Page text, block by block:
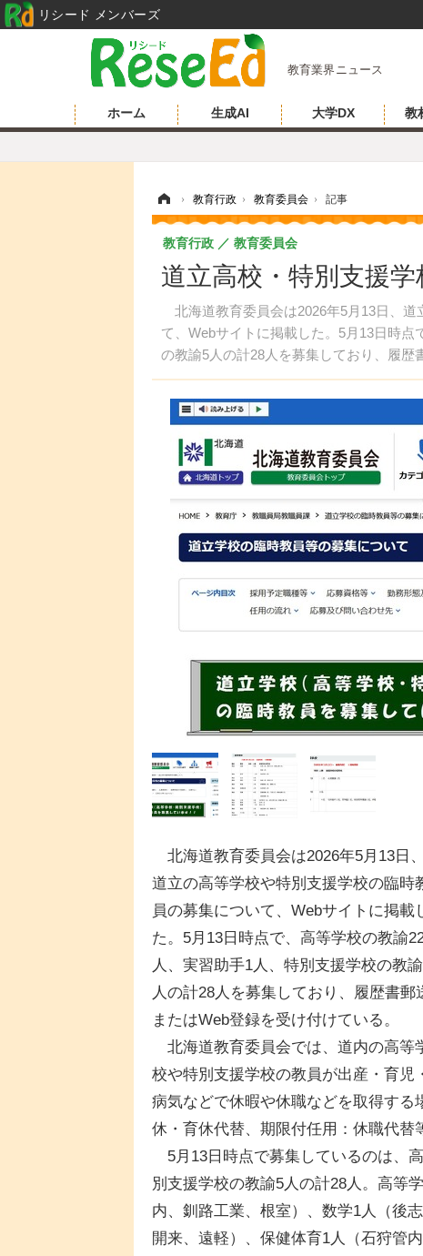
教育業界ニュース
ホーム 生成AI 大学DX 教
› 教育行政 › 教育委員会 › 記事
道立高校・特別支援
北海道教育委員会は2026年5月13日、道
て、Webサイトに掲載した。5月13日時
の教諭5人の計28人を募集しており、履歴
教育行政 教育委員会
北海道教育委員会は2026年5月13日、
道立の高等学校や特別支援学校の臨時
員の募集について、Webサイトに掲載
た。5月13日時点で、高等学校の教諭
人、実習助手1人、特別支援学校の教
人の計28人を募集しており、履歴書郵
またはWeb登録を受け付けている。
北海道教育委員会では、道内の高等
校や特別支援学校の教員が出産・育児・
病気などで休暇や休職などを取得す
休・育休代替、期限付任用：休職代替
5月13日時点で募集しているのは、
別支援学校の教諭5人の計28人。高等
内、釧路工業、根室）、数学1人（後
開来、遠軽）、保健体育1人（石狩管
リシード メンバーズ